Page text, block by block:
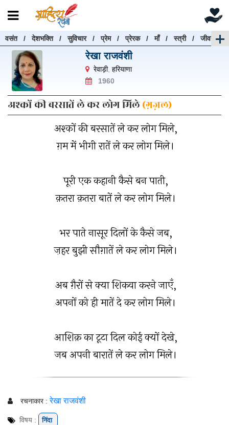
वसंत/देशभक्ति/सुविचार/प्रेम/प्रेरक/माँ/स्त्री/जीवन
रेखा राजवंशी
रेवाड़ी, हरियाणा
1960
अश्कों की बरसातें ले कर लोग मिले(ग़ज़ल)
अश्कों की बरसातें ले कर लोग मिले,
ग़म में भीगी रातें ले कर लोग मिले।
पूरी एक कहानी कैसे बन पाती,
क़तरा क़तरा बातें ले कर लोग मिले।
भर पाते नासूर दिलों के कैसे जब,
ज़हर बुझी सौग़ातें ले कर लोग मिले।
अब ग़ैरों से क्या शिकवा करने जाएँ,
अपनों को ही मातें दे कर लोग मिले।
आशिक़ का टूटा दिल कोई क्यों देखे,
जब अपनी बारातें ले कर लोग मिले।
रचनाकार : रेखा राजवंशी
विषय : निंदा
रचनाएँ खोजें
रचनाएँ खोजने के लिए नीचे दी गई बॉक्स में हिन्दी में लिखें और
"खोजें" बटन पर क्लिक करें
खोजें